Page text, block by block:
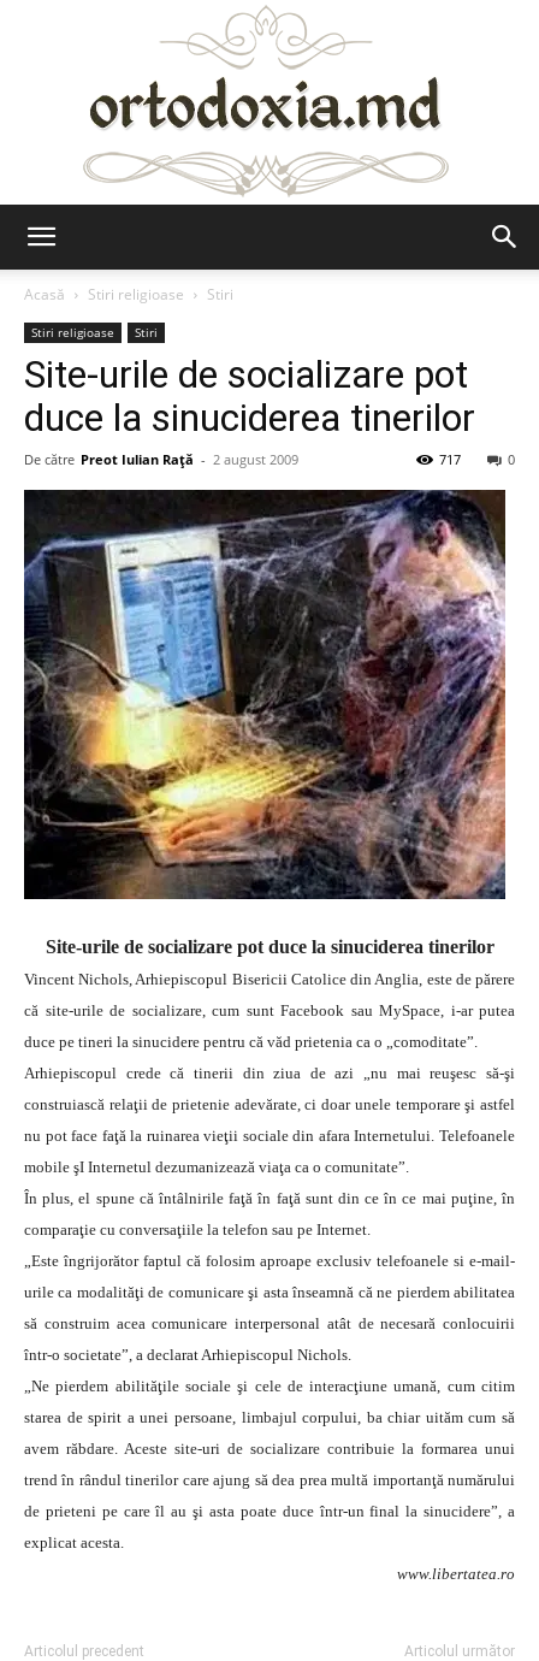
Acasă
Stiri religioase Stiri
Stiri religioase Stiri
Site-urile de socializare pot
duce la sinuciderea tinerilor
De către Preot Iulian Raţă - 2 august 2009 0
717
Site-urile de socializare pot duce la sinuciderea tinerilor
Vincent Nichols, Arhiepiscopul Bisericii Catolice din Anglia, este de părere
că site-urile de socializare, cum sunt Facebook sau MySpace, i-ar putea
duce pe tineri la sinucidere pentru că văd prietenia ca o „comoditate”.
Arhiepiscopul crede că tinerii din ziua de azi „nu mai reuşesc să-şi
construiască relaţii de prietenie adevărate, ci doar unele temporare şi astfel
nu pot face faţă la ruinarea vieţii sociale din afara Internetului. Telefoanele
mobile şI Internetul dezumanizează viaţa ca o comunitate”.
În plus, el spune că întâlnirile faţă în faţă sunt din ce în ce mai puţine, în
comparaţie cu conversaţiile la telefon sau pe Internet.
„Este îngrijorător faptul că folosim aproape exclusiv telefoanele si e-mail-
urile ca modalităţi de comunicare şi asta înseamnă că ne pierdem abilitatea
să construim acea comunicare interpersonal atât de necesară conlocuirii
într-o societate”, a declarat Arhiepiscopul Nichols.
„Ne pierdem abilităţile sociale şi cele de interacţiune umană, cum citim
starea de spirit a unei persoane, limbajul corpului, ba chiar uităm cum să
avem răbdare. Aceste site-uri de socializare contribuie la formarea unui
trend în rândul tinerilor care ajung să dea prea multă importanţă numărului
de prieteni pe care îl au şi asta poate duce într-un final la sinucidere”, a
explicat acesta.
www.libertatea.ro
Articolul precedent Articolul următor